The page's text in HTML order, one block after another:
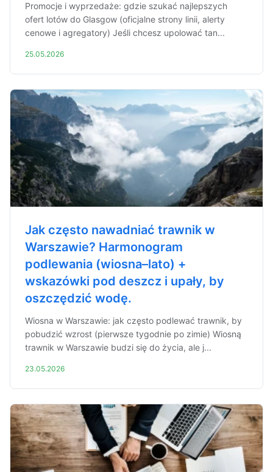
Promocje i wyprzedaże: gdzie szukać najlepszych
ofert lotów do Glasgow (oficjalne strony linii, alerty
cenowe i agregatory) Jeśli chcesz upolować tan...
25.05.2026
Jak często nawadniać trawnik w
Warszawie? Harmonogram
podlewania (wiosna–lato) +
wskazówki pod deszcz i upały, by
oszczędzić wodę.
Wiosna w Warszawie: jak często podlewać trawnik, by
pobudzić wzrost (pierwsze tygodnie po zimie) Wiosną
trawnik w Warszawie budzi się do życia, ale j...
23.05.2026